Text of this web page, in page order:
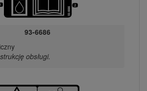
93-6686
obsługi.